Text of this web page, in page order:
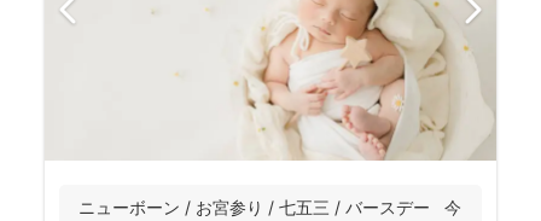
ニューボーン / お宮参り / 七五三 / バースデー 今